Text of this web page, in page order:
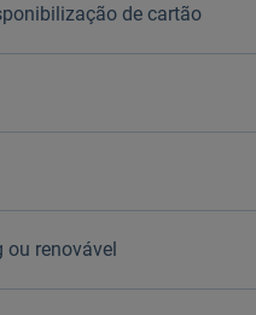
de cartão
ou renovável